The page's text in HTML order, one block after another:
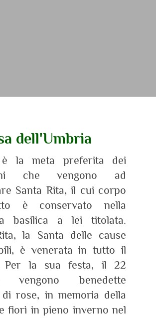
dell'Umbria
è la meta preferita dei
che vengono ad
Santa Rita, il cui corpo
è conservato nella
basilica a lei titolata.
la Santa delle cause
è venerata in tutto il
Per la sua festa, il 22
vengono benedette
di rose, in memoria della
fiorì in pieno inverno nel